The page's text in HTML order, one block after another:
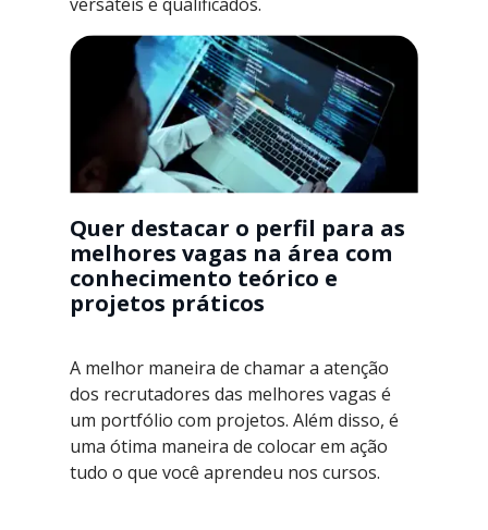
Quer destacar o perfil para as
melhores vagas na área com
conhecimento teórico e
projetos práticos
A melhor maneira de chamar a atenção
dos recrutadores das melhores vagas é
um portfólio com projetos. Além disso, é
uma ótima maneira de colocar em ação
tudo o que você aprendeu nos cursos.